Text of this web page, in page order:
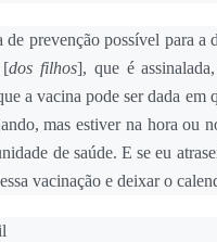
prevenção possível para a
[dos filhos], que é
a vacina pode ser dada em
mas estiver na hora ou
de saúde. E se eu
vacinação e deixar o